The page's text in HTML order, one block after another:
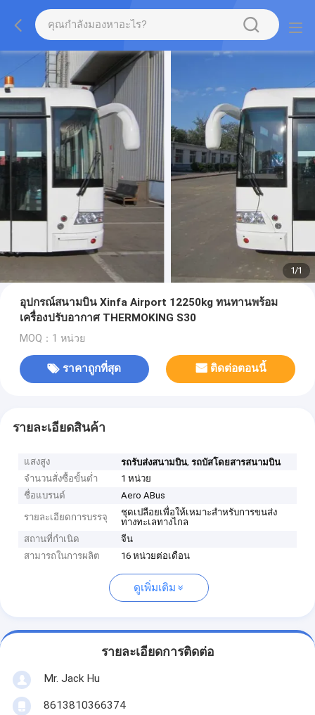
1/1
อุปกรณ์สนามบิน Xinfa Airport 12250kg ทนทานพร้อม
เครื่องปรับอากาศ THERMOKING S30
MOQ：1 หน่วย
ราคาถูกที่สุด ติดต่อตอนนี้
รายละเอียดสินค้า
แสงสูง รถรับส่งสนามบิน,รถบัสโดยสารสนามบิน
จำนวนสั่งซื้อขั้นต่ำ
1 หน่วย
ชื่อแบรนด์
Aero ABus
รายละเอียดการบรรจุ
ชุดเปลือยเพื่อให้เหมาะสำหรับการขนส่ง
ทางทะเลทางไกล
สถานที่กำเนิด
จีน
สามารถในการผลิต
16 หน่วยต่อเดือน
ดูเพิ่มเติม
รายละเอียดการติดต่อ
Mr. Jack Hu
8613810366374